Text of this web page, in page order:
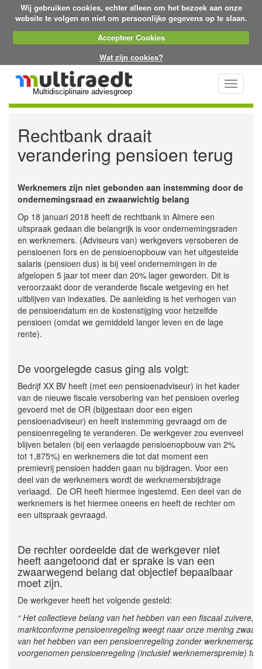
Wij gebruiken cookies, echter alleen om het bezoek aan onze
website te volgen en niet om persoonlijke gegevens op te slaan.
Accepteer Cookies
Wat zijn cookies?
Multidisciplinaire adviesgroep
Toggle
Rechtbank draait
verandering pensioen terug
Werknemers zijn niet gebonden aan instemming door de
ondernemingsraad en zwaarwichtig belang
Op 18 januari 2018 heeft de rechtbank in Almere een
uitspraak gedaan die belangrijk is voor ondernemingsraden
en werknemers. (Adviseurs van) werkgevers versoberen de
pensioenen fors en de pensioenopbouw van het uitgestelde
salaris (pensioen dus) is bij veel ondernemingen in de
afgelopen 5 jaar tot meer dan 20% lager geworden. Dit is
veroorzaakt door de veranderde fiscale wetgeving en het
uitblijven van indexaties. De aanleiding is het verhogen van
de pensioendatum en de kostenstijging voor hetzelfde
pensioen (omdat we gemiddeld langer leven en de lage
rente).
De voorgelegde casus ging als volgt:
Bedrijf XX BV heeft (met een pensioenadviseur) in het kader
van de nieuwe fiscale versobering van het pensioen overleg
gevoerd met de OR (bijgestaan door een eigen
pensioenadviseur) en heeft instemming gevraagd om de
pensioenregeling te veranderen. De werkgever zou evenveel
blijven betalen (bij een verlaagde pensioenopbouw van 2%
tot 1,875%) en werknemers die tot dat moment een
premievrij pensioen hadden gaan nu bijdragen. Voor een
deel van de werknemers wordt de werknemersbijdrage
verlaagd. De OR heeft hiermee ingestemd. Een deel van de
werknemers is het hiermee oneens en heeft de rechter om
een uitspraak gevraagd.
De rechter oordeelde dat de werkgever niet
heeft aangetoond dat er sprake is van een
zwaarwegend belang dat objectief bepaalbaar
moet zijn.
De werkgever heeft het volgende gesteld:
“ Het collectieve belang van het hebben van een fiscaal zuivere,
marktconforme pensioenregeling weegt naar onze mening
van het hebben van een pensioenregeling zonder
voorgenomen pensioenregeling (inclusief werknemerspremie) tot